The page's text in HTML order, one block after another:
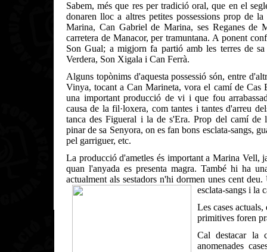
Sabem, més que res per tradició oral, que en el
donaren lloc a altres petites possessions prop de
Marina, Can Gabriel de Marina, ses Reganes de
carretera de Manacor, per tramuntana. A ponent
Son Gual; a migjorn fa partió amb les terres de
Verdera, Son Xigala i Can Ferrà.
Alguns topònims d'aquesta possessió són, entre
Vinya, tocant a Can Marineta, vora el camí de Cas
una important producció de vi i que fou
causa de la fil·loxera, com tantes i tantes d'arreu
tanca des Figueral i la de s'Era. Prop del camí de
pinar de sa Senyora, on es fan bons esclata-sangs,
pel garriguer, etc.
La producció d'ametles és important a Marina Vell,
quan l'anyada es presenta magra. També hi ha
actualment als sestadors n'hi dormen unes cent
esclata-sangs i la
Les cases
primitives foren
Cal destacar la
anomenades